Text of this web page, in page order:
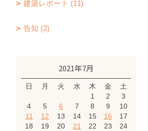
建築レポート (11)
告知 (2)
2021年7月
日 月 火 水 木 金
土
1
2
3
4
5 6 7 8 9
10
11
12 13 14 15 16
17
18
19 20 21 22 23
24